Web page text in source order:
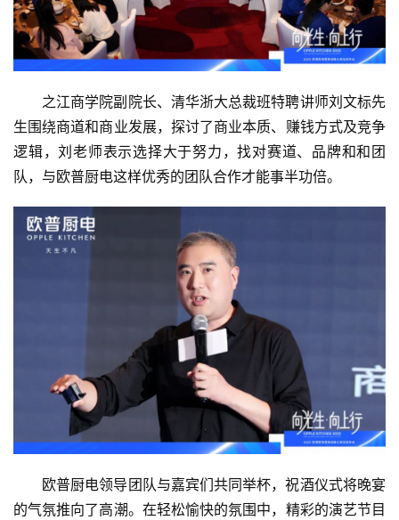
之江商学院副院长、清华浙大总裁班特聘讲师刘文标先
生围绕商道和商业发展，探讨了商业本质、赚钱方式及竞争
逻辑，刘老师表示选择大于努力，找对赛道、品牌和和团
队，与欧普厨电这样优秀的团队合作才能事半功倍。
欧普厨电领导团队与嘉宾们共同举杯，祝酒仪式将晚宴
的气氛推向了高潮。在轻松愉快的氛围中，精彩的演艺节目